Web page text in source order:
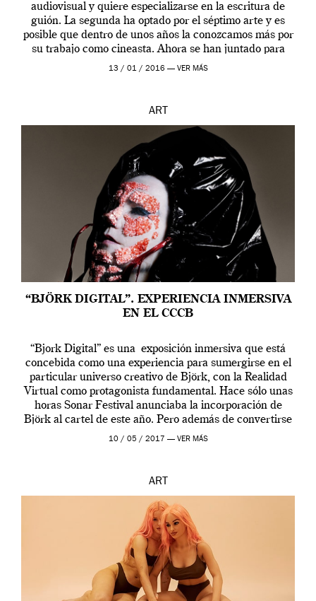
audiovisual y quiere especializarse en la escritura de
guión. La segunda ha optado por el séptimo arte y es
posible que dentro de unos años la conozcamos más por
su trabajo como cineasta. Ahora se han juntado para
contarnos una […]
13 / 01 / 2016 — VER MÁS
ART
“BJÖRK DIGITAL”. EXPERIENCIA INMERSIVA
EN EL CCCB
“Bjork Digital” es una exposición inmersiva que está
concebida como una experiencia para sumergirse en el
particular universo creativo de Björk, con la Realidad
Virtual como protagonista fundamental. Hace sólo unas
horas Sonar Festival anunciaba la incorporación de
Björk al cartel de este año. Pero además de convertirse
en una de las actuaciones más relevantes […]
10 / 05 / 2017 — VER MÁS
ART